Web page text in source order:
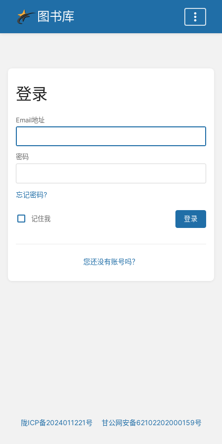
图书库
登录
Email地址
密码
忘记密码?
记住我 登录
您还没有账号吗？
陇ICP备2024011221号 甘公网安备62102202000159号